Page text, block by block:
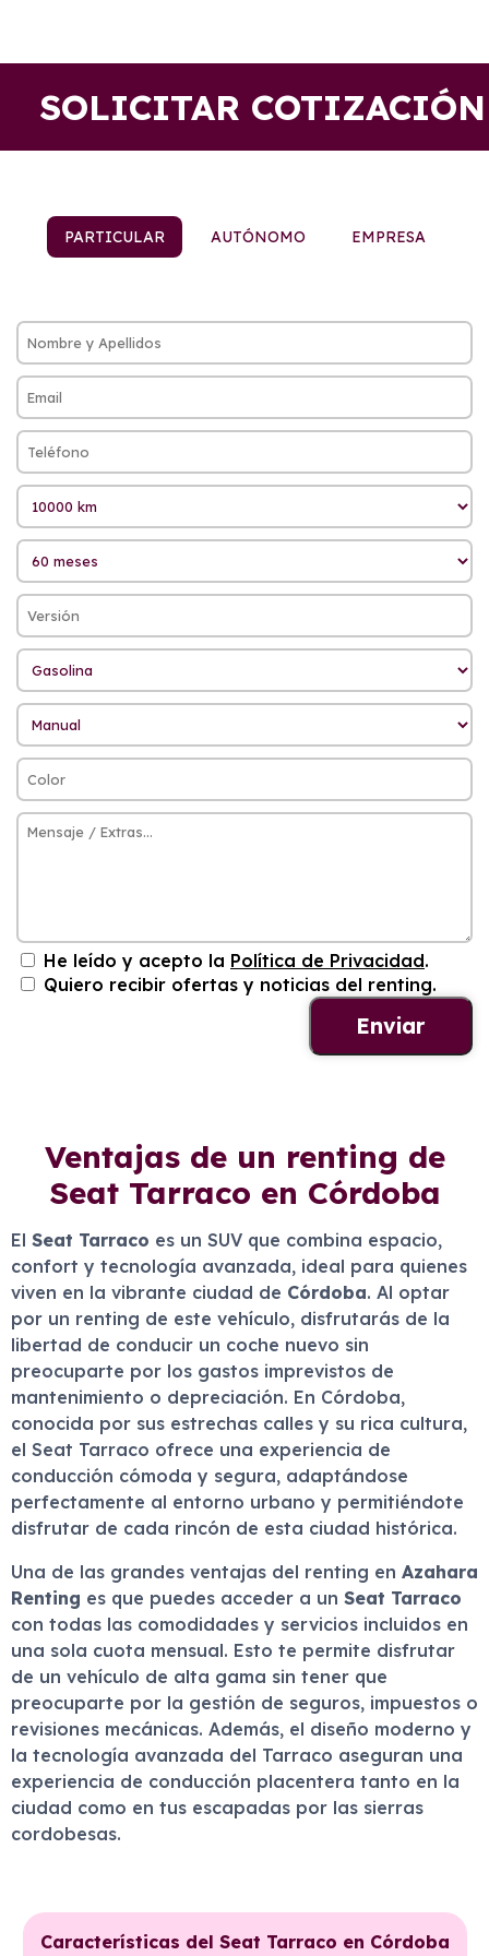
SOLICITAR COTIZACIÓN
PARTICULAR AUTÓNOMO EMPRESA
He leído y acepto la Política de Privacidad.
Quiero recibir ofertas y noticias del renting.
Ventajas de un renting de
Seat Tarraco en Córdoba
El Seat Tarraco es un SUV que combina espacio,
confort y tecnología avanzada, ideal para quienes
viven en la vibrante ciudad de Córdoba. Al optar
por un renting de este vehículo, disfrutarás de la
libertad de conducir un coche nuevo sin
preocuparte por los gastos imprevistos de
mantenimiento o depreciación. En Córdoba,
conocida por sus estrechas calles y su rica cultura,
el Seat Tarraco ofrece una experiencia de
conducción cómoda y segura, adaptándose
perfectamente al entorno urbano y permitiéndote
disfrutar de cada rincón de esta ciudad histórica.
Una de las grandes ventajas del renting en Azahara
Renting es que puedes acceder a un Seat Tarraco
con todas las comodidades y servicios incluidos en
una sola cuota mensual. Esto te permite disfrutar
de un vehículo de alta gama sin tener que
preocuparte por la gestión de seguros, impuestos o
revisiones mecánicas. Además, el diseño moderno y
la tecnología avanzada del Tarraco aseguran una
experiencia de conducción placentera tanto en la
ciudad como en tus escapadas por las sierras
cordobesas.
Características del Seat Tarraco en Córdoba